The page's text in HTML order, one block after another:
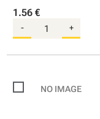
1.56 €
- +